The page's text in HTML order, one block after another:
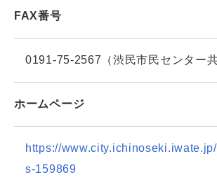
FAX番号
0191-75-2567（渋民市民センター共
ホームページ
https://
s-159869